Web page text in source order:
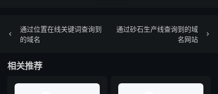
通过位置在线关键词查询到
的域名
通过砂石生产线查询到的域
名网站
相关推荐